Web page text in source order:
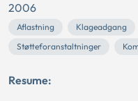
2006
Aflastning Klageadgang
Støtteforanstaltninger
Resume: